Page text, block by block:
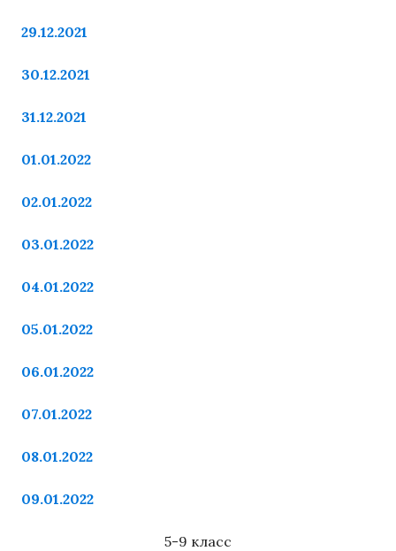
29.12.2021
30.12.2021
31.12.2021
01.01.2022
02.01.2022
03.01.2022
04.01.2022
05.01.2022
06.01.2022
07.01.2022
08.01.2022
09.01.2022
5-9 класс